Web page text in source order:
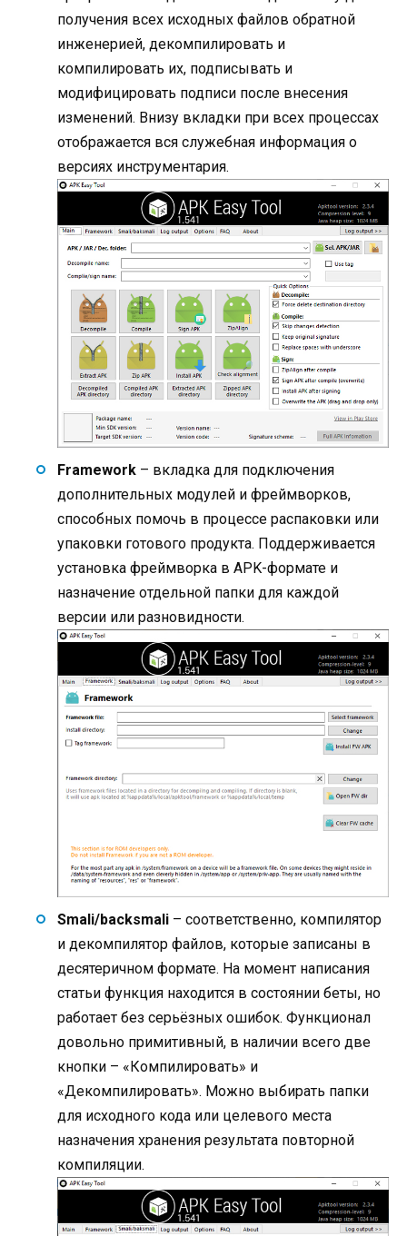
получения всех исходных файлов обратной
инженерией, декомпилировать и
компилировать их, подписывать и
модифицировать подписи после внесения
изменений. Внизу вкладки при всех процессах
отображается вся служебная информация о
версиях инструментария.
Framework – вкладка для подключения
дополнительных модулей и фреймворков,
способных помочь в процессе распаковки или
упаковки готового продукта. Поддерживается
установка фреймворка в APK-формате и
назначение отдельной папки для каждой
версии или разновидности.
Smali/backsmali – соответственно, компилятор
и декомпилятор файлов, которые записаны в
десятеричном формате. На момент написания
статьи функция находится в состоянии беты, но
работает без серьёзных ошибок. Функционал
довольно примитивный, в наличии всего две
кнопки – «Компилировать» и
«Декомпилировать». Можно выбирать папки
для исходного кода или целевого места
назначения хранения результата повторной
компиляции.